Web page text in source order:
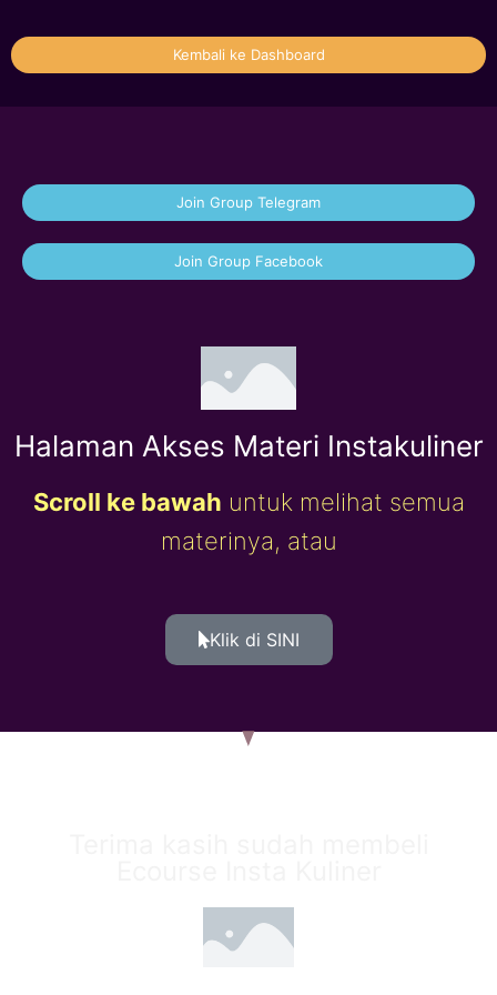
Kembali ke Dashboard
Join Group Telegram
Join Group Facebook
Halaman Akses Materi Instakuliner
Scroll ke bawah untuk melihat semua
materinya, atau
Klik di SINI